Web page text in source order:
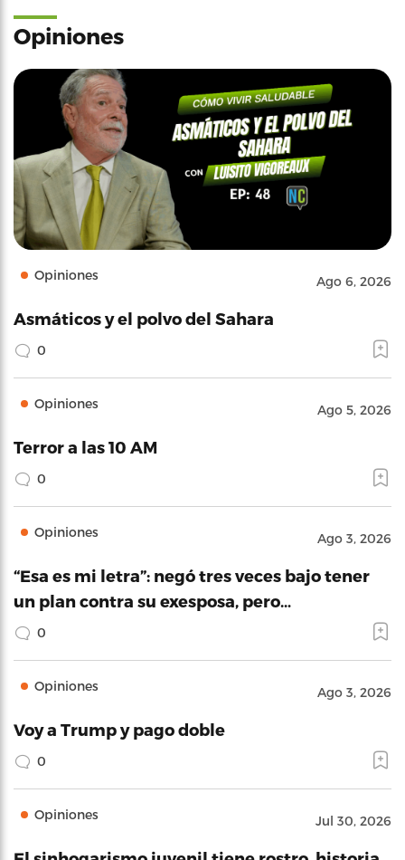
Opiniones
Opiniones Ago 6, 2026
Asmáticos y el polvo del Sahara
0
Opiniones Ago 5, 2026
Terror a las 10 AM
0
Opiniones Ago 3, 2026
“Esa es mi letra”: negó tres veces bajo tener
un plan contra su exesposa, pero…
0
Opiniones Ago 3, 2026
Voy a Trump y pago doble
0
Opiniones Jul 30, 2026